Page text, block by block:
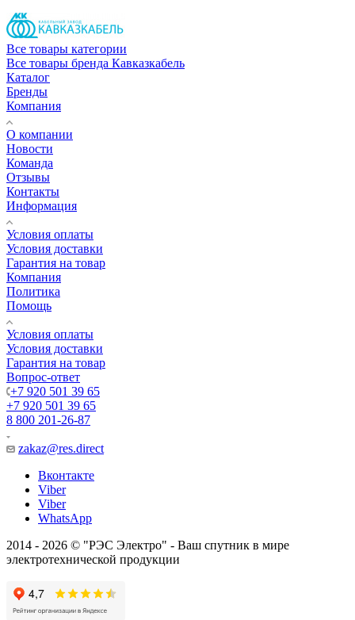
Все товары категории
Все товары бренда Кавказкабель
Каталог
Бренды
Компания
О компании
Новости
Команда
Отзывы
Контакты
Информация
Условия оплаты
Условия доставки
Гарантия на товар
Компания
Политика
Помощь
Условия оплаты
Условия доставки
Гарантия на товар
Вопрос-ответ
+7 920 501 39 65
+7 920 501 39 65
8 800 201-26-87
zakaz@res.direct
Вконтакте
Viber
Viber
WhatsApp
2014 - 2026 © "РЭС Электро" - Ваш спутник в мире
электротехнической продукции